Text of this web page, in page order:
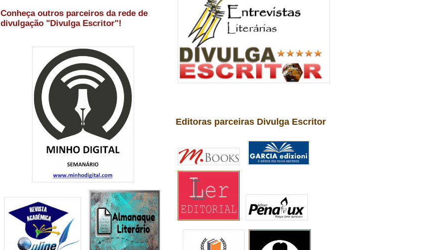
Conheça outros parceiros da rede de
divulgação "Divulga Escritor"!
Editoras parceiras Divulga Escritor